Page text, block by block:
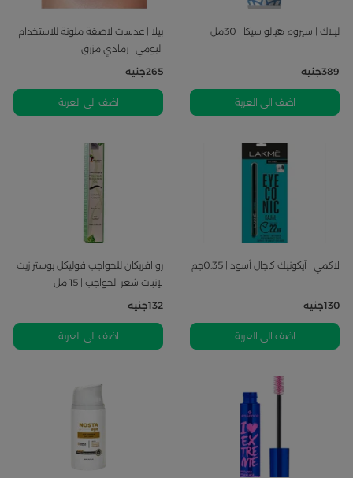
ليلاك | سيروم هيالو سيكا | 30مل
389جنيه
اضف الى العربة
بيلا | عدسات لاصقة ملونة للاستخدام
اليومي | رمادي مزرق
265جنيه
اضف الى العربة
لاكمي | آيكونيك كاجال أسود | 0.35جم
130جنيه
اضف الى العربة
رو افريكان للحواجب فوليكل بوستر زيت
لإنبات شعر الحواجب | 15 مل
132جنيه
اضف الى العربة